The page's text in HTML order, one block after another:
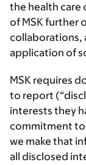
the health care
of MSK further
collaborations,
application of
MSK requires
to report
interests they
commitment to
we make that
all disclosed